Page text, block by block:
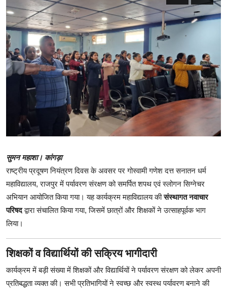
राजनीति
नौकरियां
धर्म/ज्योतिष
मनोरंजन
हिमाचली व्यंजन
सुमन महाशा। कांगड़ा
राष्ट्रीय प्रदूषण नियंत्रण दिवस के अवसर पर गोस्वामी गणेश दत्त सनातन धर्म
महाविद्यालय, राजपुर में पर्यावरण संरक्षण को समर्पित शपथ एवं स्लोगन सिग्नेचर
अभियान आयोजित किया गया। यह कार्यक्रम महाविद्यालय कीसंस्थागत नवाचार
परिषदद्वारा संचालित किया गया, जिसमें छात्रों और शिक्षकों ने उत्साहपूर्वक भाग
लिया।
शिक्षकों व विद्यार्थियों की सक्रिय भागीदारी
कार्यक्रम में बड़ी संख्या में शिक्षकों और विद्यार्थियों ने पर्यावरण संरक्षण को लेकर अपनी
प्रतिबद्धता व्यक्त की। सभी प्रतिभागियों ने स्वच्छ और स्वस्थ पर्यावरण बनाने की